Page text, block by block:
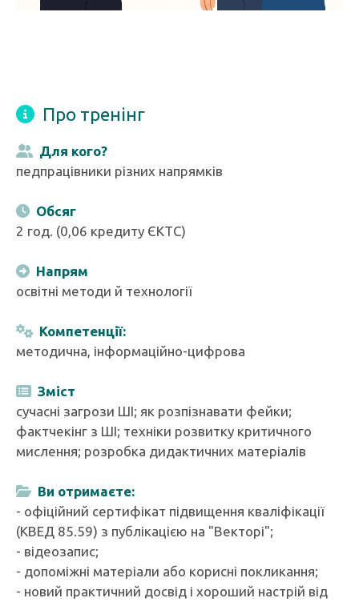
Про тренінг
Для кого?
педпрацівники різних напрямків
Обсяг
2 год. (0,06 кредиту ЄКТС)
Напрям
освітні методи й технології
Компетенції:
методична, інформаційно-цифрова
Зміст
сучасні загрози ШІ; як розпізнавати фейки;
фактчекінг з ШІ; техніки розвитку критичного
мислення; розробка дидактичних матеріалів
Ви отримаєте:
- офіційний сертифікат підвищення кваліфікації
(КВЕД 85.59) з публікацією на "Векторі";
- відеозапис;
- допоміжні матеріали або корисні покликання;
- новий практичний досвід і хороший настрій від